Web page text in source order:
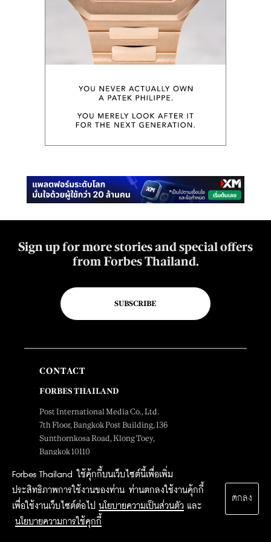
Forbes Thailand ใช้คุ้กกี้บนเว็บไซต์นี้เพื่อเพิ่ม
ประสิทธิภาพการใช้งานของท่าน ท่านตกลงใช้งานคุ้กกี้
เพื่อใช้งานเว็บไซต์ต่อไป นโยบายความเป็นส่วนตัว และ
นโยบายความการใช้คุกกี้
ตกลง
Sign up for more stories and special offers
from Forbes Thailand.
SUBSCRIBE
CONTACT
FORBES THAILAND
Post International Media Co., Ltd.
7th Floor, Bangkok Post Building, 136
Sunthornkosa Road, Klong Toey,
Bangkok 10110
SEE MAP
EDITORIAL DEPARTMENT